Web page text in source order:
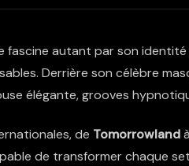
fascine autant par son
Derrière son célèbre
élégante, grooves
de Tomorrowlandà
de transformer chaque